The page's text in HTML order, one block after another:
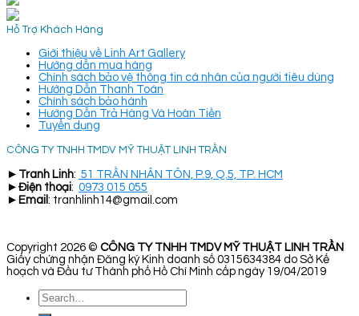
Hỗ Trợ Khách Hàng
Giới thiệu về Linh Art Gallery
Hướng dẫn mua hàng
Chính sách bảo vệ thông tin cá nhân của người tiêu dùng
Hướng Dẫn Thanh Toán
Chính sách bảo hành
Hướng Dẫn Trả Hàng Và Hoàn Tiền
Tuyển dụng
CÔNG TY TNHH TMDV MỸ THUẬT LINH TRẦN
► Tranh Linh: 51 TRẦN NHÂN TÔN, P.9, Q.5, TP. HCM
► Điện thoại: 0973 015 055
► Email : tranhlinh14@gmail.com
Copyright 2026 © CÔNG TY TNHH TMDV MỸ THUẬT LINH TRẦN
Giấy chứng nhận Đăng ký Kinh doanh số 0315634384 do Sở Kế
hoạch và Đầu tư Thành phố Hồ Chí Minh cấp ngày 19/04/2019
Search
for: